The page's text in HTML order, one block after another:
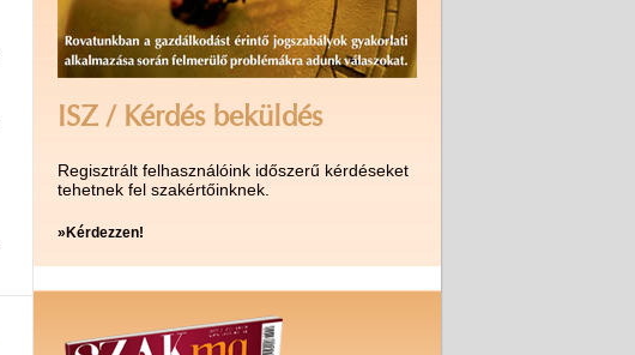
ISZ / Kérdés beküldés
Regisztrált felhasználóink időszerű kérdéseket
tehetnek fel szakértőinknek.
»Kérdezzen!